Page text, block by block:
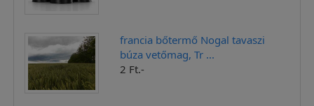
francia bőtermő Nogal tavaszi
búza vetőmag, Tr ...
2 Ft.-